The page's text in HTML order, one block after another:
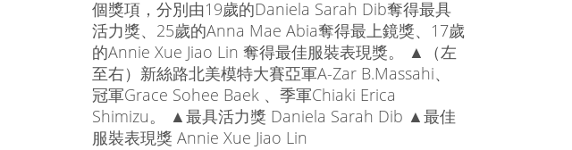
個獎項，分別由19歲的Daniela Sarah Dib奪得最具
活力獎、25歲的Anna Mae Abia奪得最上鏡獎、17歲
的Annie Xue Jiao Lin 奪得最佳服裝表現獎。 ▲（左
至右）新絲路北美模特大賽亞軍A-Zar B.Massahi、
冠軍Grace Sohee Baek 、季軍Chiaki Erica
Shimizu。 ▲最具活力獎 Daniela Sarah Dib ▲最佳
服裝表現獎 Annie Xue Jiao Lin